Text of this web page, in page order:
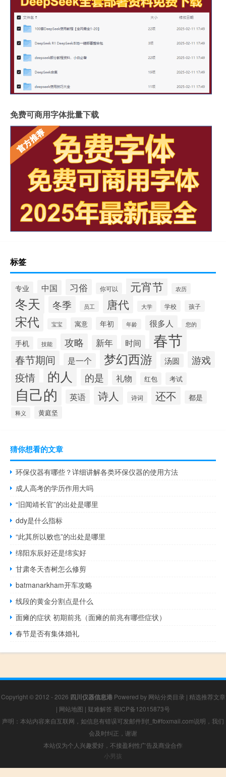
免费可商用字体批量下载
标签
专业 中国 习俗 你可以 元宵节 农历
冬天 冬季 员工 唐代 大学 学校 孩子
宋代 宝宝 寓意 年初 年龄 很多人 您的
手机 技能 攻略 新年 时间 春节
春节期间 是一个 梦幻西游 汤圆 游戏
疫情 的人 的是 礼物 红包 考试
自己的 英语 诗人 诗词 还不 都是
释义 黄庭坚
猜你想看的文章
环保仪器有哪些？详细讲解各类环保仪器的使用方法
成人高考的学历作用大吗
“旧闻靖长官”的出处是哪里
ddy是什么指标
“此其所以败也”的出处是哪里
绵阳东辰好还是绵实好
甘肃冬天杏树怎么修剪
batmanarkham开车攻略
线段的黄金分割点是什么
面瘫的症状 初期前兆（面瘫的前兆有哪些症状）
春节是否有集体婚礼
Copyright © 2012 - 2026 四川仪器信息港Powered by 网站分类目录 | 精选推荐文章
| 网站地图 | 疑难解答 蜀ICP备12015873号
声明：本站内容来自互联网，如信息有错误可发邮件到f_fb#foxmail.com说明，我们
会及时纠正，谢谢
本站仅为个人兴趣爱好，不接盈利性广告及商业合作
小男孩